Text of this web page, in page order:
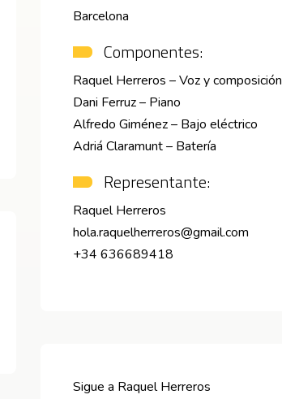
Barcelona
Componentes:
Raquel Herreros – Voz y composición
Dani Ferruz – Piano
Alfredo Giménez – Bajo eléctrico
Adriá Claramunt – Batería
Representante:
Raquel Herreros
hola.raquelherreros@gmail.com
+34 636689418
Sigue a Raquel Herreros